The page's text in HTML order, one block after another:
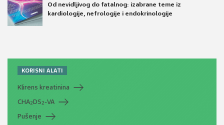
Od nevidljivog do fatalnog: izabrane teme iz
kardiologije, nefrologije i endokrinologije
KORISNI ALATI
Klirens kreatinina
CHA2DS2-VA
Pušenje